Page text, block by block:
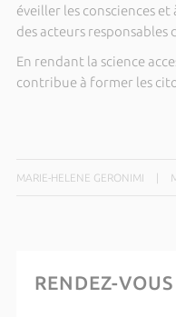
éveiller les consciences
des acteurs
En rendant la science
contribue à former les
MARIE-HELENE GERONIMI
RENDEZ-VOUS